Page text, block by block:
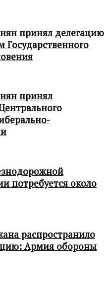
принял делегацию
Государственного
принял
потребуется около
распространило
Армия обороны